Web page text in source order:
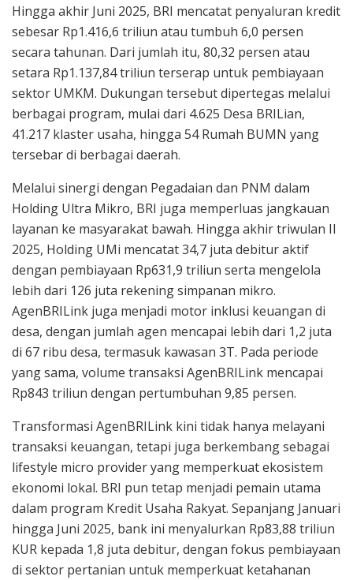
Hingga akhir Juni 2025, BRI mencatat penyaluran kredit
sebesar Rp1.416,6 triliun atau tumbuh 6,0 persen
secara tahunan. Dari jumlah itu, 80,32 persen atau
setara Rp1.137,84 triliun terserap untuk pembiayaan
sektor UMKM. Dukungan tersebut dipertegas melalui
berbagai program, mulai dari 4.625 Desa BRILian,
41.217 klaster usaha, hingga 54 Rumah BUMN yang
tersebar di berbagai daerah.
Melalui sinergi dengan Pegadaian dan PNM dalam
Holding Ultra Mikro, BRI juga memperluas jangkauan
layanan ke masyarakat bawah. Hingga akhir triwulan II
2025, Holding UMi mencatat 34,7 juta debitur aktif
dengan pembiayaan Rp631,9 triliun serta mengelola
lebih dari 126 juta rekening simpanan mikro.
AgenBRILink juga menjadi motor inklusi keuangan di
desa, dengan jumlah agen mencapai lebih dari 1,2 juta
di 67 ribu desa, termasuk kawasan 3T. Pada periode
yang sama, volume transaksi AgenBRILink mencapai
Rp843 triliun dengan pertumbuhan 9,85 persen.
Transformasi AgenBRILink kini tidak hanya melayani
transaksi keuangan, tetapi juga berkembang sebagai
lifestyle micro provider yang memperkuat ekosistem
ekonomi lokal. BRI pun tetap menjadi pemain utama
dalam program Kredit Usaha Rakyat. Sepanjang Januari
hingga Juni 2025, bank ini menyalurkan Rp83,88 triliun
KUR kepada 1,8 juta debitur, dengan fokus pembiayaan
di sektor pertanian untuk memperkuat ketahanan